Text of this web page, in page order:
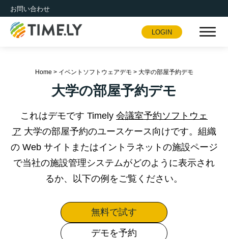
お問い合わせ
Timely
LOGIN
Home > イベントソフトウェアデモ > 大学の部屋予約デモ
大学の部屋予約デモ
これはデモです Timely 会議室予約ソフトウェ
ア 大学の部屋予約のユースケース向けです。組織
の Web サイトまたはイントラネットの施設ページ
で当社の施設管理システムがどのように表示され
るか、以下の例をご覧ください。
無料で試す
デモを予約